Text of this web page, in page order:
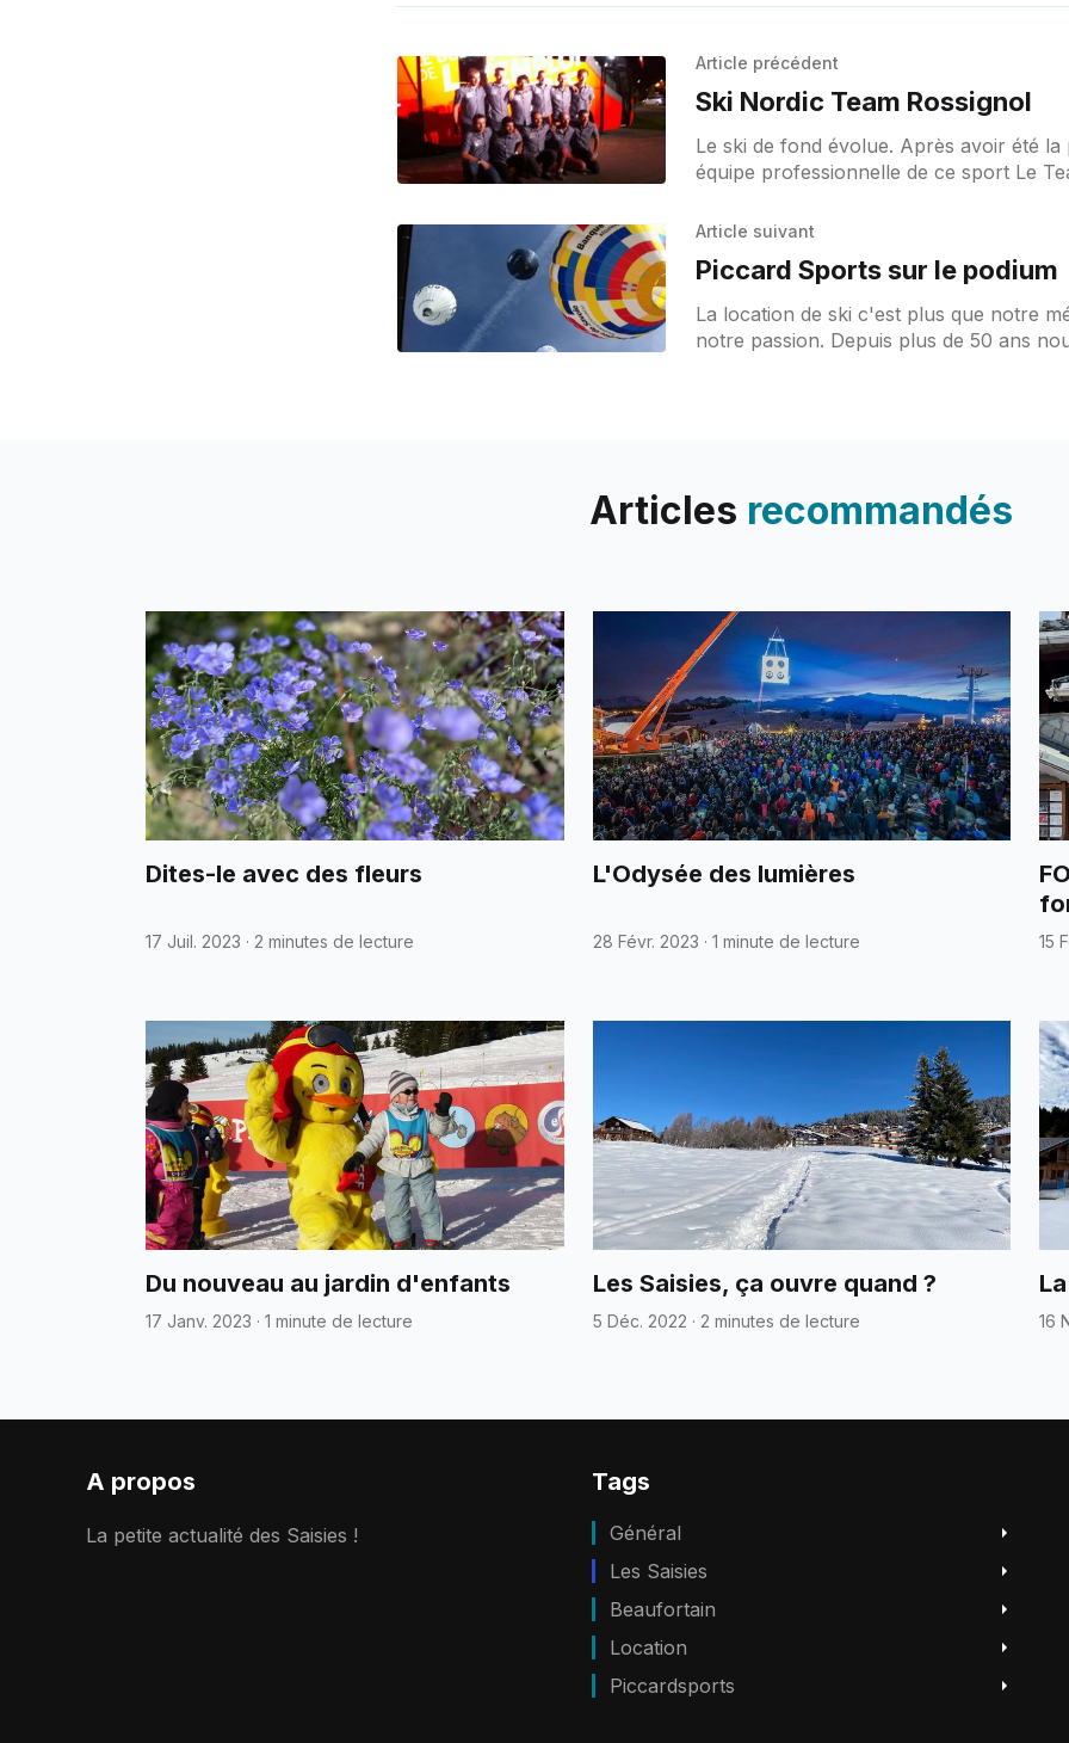
Article précédent
Ski Nordic Team Rossignol
Le ski de fond évolue. Après avoir été la
équipe professionnelle de ce sport Le
Article suivant
Piccard Sports sur le podium
La location de ski c'est plus que notre
notre passion. Depuis plus de 50 ans
Articles recommandés
Dites-le avec des fleurs
17 Juil. 2023 · 2 minutes de lecture
L'Odysée des lumières
28 Févr. 2023 · 1 minute de lecture 15
Du nouveau au jardin d'enfants
17 Janv. 2023 · 1 minute de lecture
Les Saisies, ça ouvre quand ?
5 Déc. 2022 · 2 minutes de lecture 16
A propos
La petite actualité des Saisies !
Tags
Général
Les Saisies
Beaufortain
Location
Piccardsports